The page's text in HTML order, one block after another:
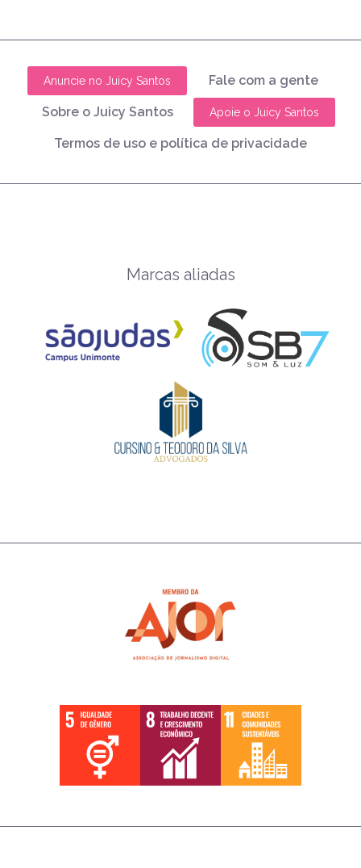
Anuncie no Juicy Santos Fale com a gente
Sobre o Juicy Santos Apoie o Juicy Santos
Termos de uso e política de privacidade
Marcas aliadas